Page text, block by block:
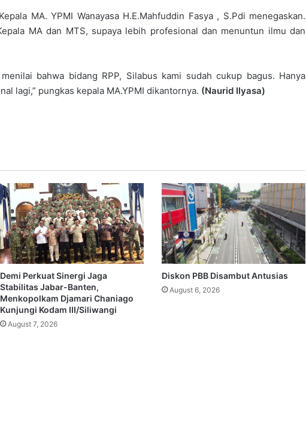
MA. YPMI Wanayasa H.E.Mahfuddin Fasya , S.Pdi menegaskan.
MA dan MTS, supaya lebih profesional dan menuntun ilmu dan
bahwa bidang RPP, Silabus kami sudah cukup bagus. Hanya
lagi,” pungkas kepala MA.YPMI dikantornya. (Naurid Ilyasa)
Demi Perkuat Sinergi Jaga
Stabilitas Jabar-Banten,
Menkopolkam Djamari Chaniago
Kunjungi Kodam III/Siliwangi
August 7, 2026
Diskon PBB Disambut Antusias
August 6, 2026